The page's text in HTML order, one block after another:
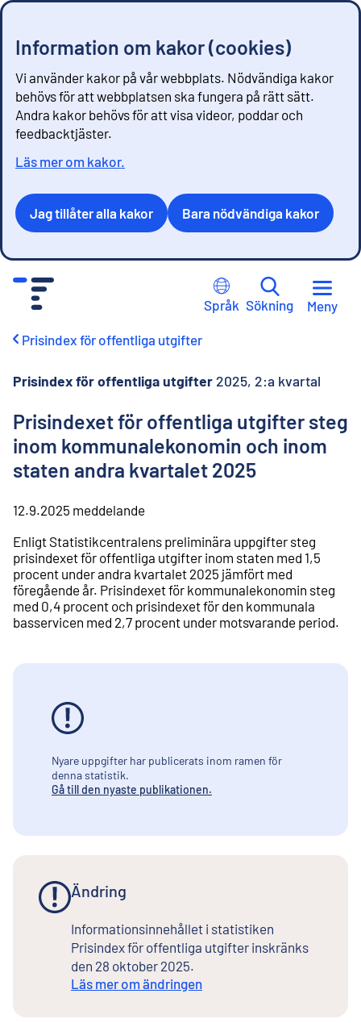
Information om kakor (cookies)
Vi använder kakor på vår webbplats. Nödvändiga kakor
behövs för att webbplatsen ska fungera på rätt sätt.
Andra kakor behövs för att visa videor, poddar och
feedbacktjäster.
Läs mer om kakor.
Jag tillåter alla kakor Bara nödvändiga kakor
Språk Sökning Meny
Prisindex för offentliga utgifter
Prisindex för offentliga utgifter 2025, 2:a kvartal
Prisindexet för offentliga utgifter steg
inom kommunalekonomin och inom
staten andra kvartalet 2025
12.9.2025 meddelande
Enligt Statistikcentralens preliminära uppgifter steg
prisindexet för offentliga utgifter inom staten med 1,5
procent under andra kvartalet 2025 jämfört med
föregående år. Prisindexet för kommunalekonomin steg
med 0,4 procent och prisindexet för den kommunala
basservicen med 2,7 procent under motsvarande period.
Nyare uppgifter har publicerats inom ramen för
denna statistik.
Gå till den nyaste publikationen.
Ändring
Informationsinnehållet i statistiken
Prisindex för offentliga utgifter inskränks
den 28 oktober 2025.
Läs mer om ändringen